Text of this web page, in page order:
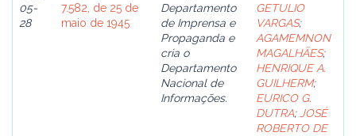
05-
28
7.582, de 25 de
maio de 1945
Departamento
de Imprensa e
Propaganda e
cria o
Departamento
Nacional de
Informações.
GETULIO
VARGAS;
AGAMEMNON
MAGALHÃES;
HENRIQUE A.
GUILHERM;
EURICO G.
DUTRA; JOSÉ
ROBERTO DE